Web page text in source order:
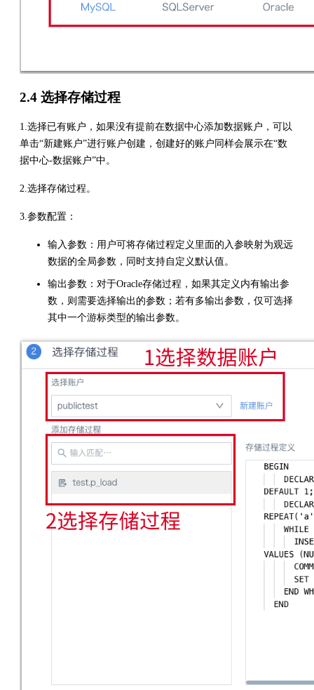
2.4 选择存储过程
1.选择已有账户，如果没有提前在数据中心添加数据账户，可以
单击“新建账户”进行账户创建，创建好的账户同样会展示在“数
据中心-数据账户”中。
2.选择存储过程。
3.参数配置：
输入参数：用户可将存储过程定义里面的入参映射为观远
数据的全局参数，同时支持自定义默认值。
输出参数：对于Oracle存储过程，如果其定义内有输出参
数，则需要选择输出的参数；若有多输出参数，仅可选择
其中一个游标类型的输出参数。